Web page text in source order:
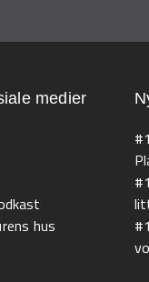
medier
hus